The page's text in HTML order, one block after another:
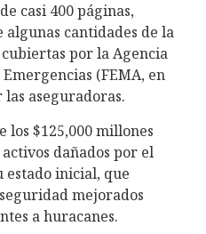
casi 400 páginas,
algunas cantidades de la
por la Agencia
(FEMA, en
aseguradoras.
los $125,000 millones
dañados por el
estado inicial, que
mejorados
a huracanes.